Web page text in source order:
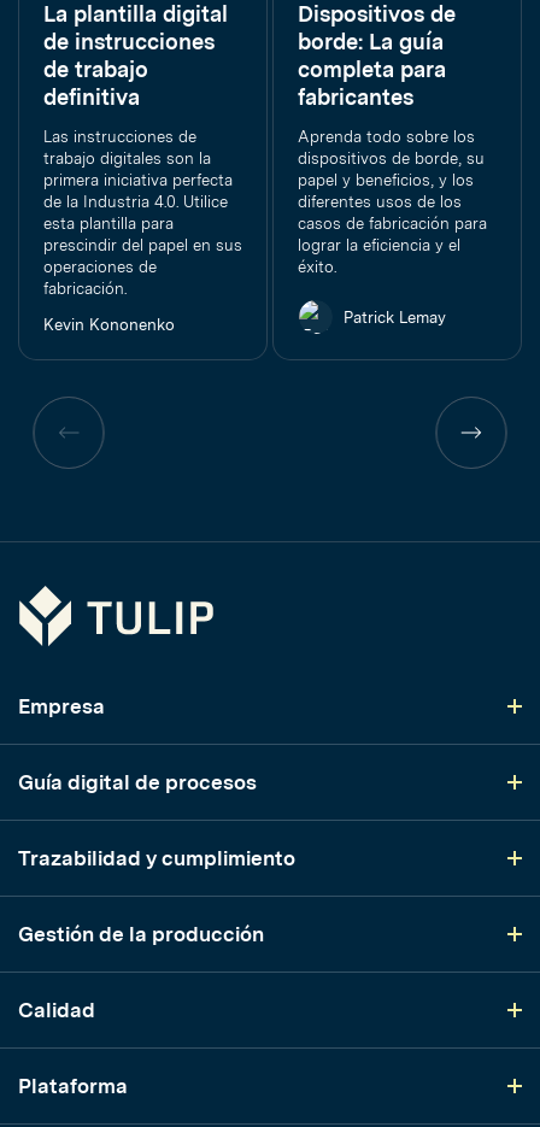
La plantilla digital
de instrucciones
de trabajo
definitiva
Las instrucciones de
trabajo digitales son la
primera iniciativa perfecta
de la Industria 4.0. Utilice
esta plantilla para
prescindir del papel en sus
operaciones de
fabricación.
Kevin Kononenko
Dispositivos de
borde: La guía
completa para
fabricantes
Aprenda todo sobre los
dispositivos de borde, su
papel y beneficios, y los
diferentes usos de los
casos de fabricación para
lograr la eficiencia y el
éxito.
Patrick Lemay
Página
anterior
Página
anterior
Tulip
Empresa
Guía digital de procesos
Trazabilidad y cumplimiento
Gestión de la producción
Calidad
Plataforma